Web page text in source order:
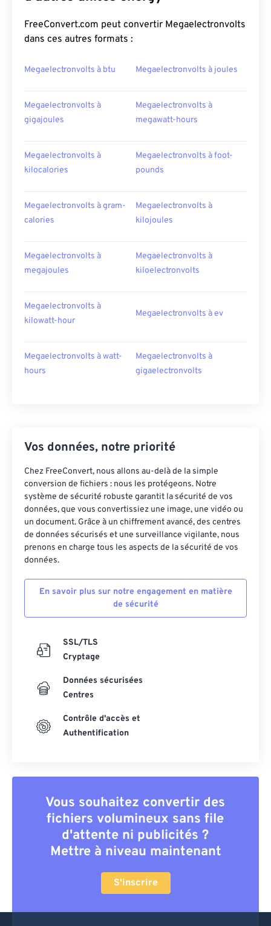
FreeConvert.com peut convertir Megaelectronvolts
dans ces autres formats :
Megaelectronvolts à btu Megaelectronvolts à joules
Megaelectronvolts à
gigajoules
Megaelectronvolts à
megawatt-hours
Megaelectronvolts à
kilocalories
Megaelectronvolts à foot-
pounds
Megaelectronvolts à gram-
calories
Megaelectronvolts à
kilojoules
Megaelectronvolts à
megajoules
Megaelectronvolts à
kiloelectronvolts
Megaelectronvolts à
kilowatt-hour
Megaelectronvolts à ev
Megaelectronvolts à watt-
hours
Megaelectronvolts à
gigaelectronvolts
Vos données, notre priorité
Chez FreeConvert, nous allons au-delà de la simple
conversion de fichiers : nous les protégeons. Notre
système de sécurité robuste garantit la sécurité de vos
données, que vous convertissiez une image, une vidéo ou
un document. Grâce à un chiffrement avancé, des centres
de données sécurisés et une surveillance vigilante, nous
prenons en charge tous les aspects de la sécurité de vos
données.
En savoir plus sur notre engagement en matière
de sécurité
SSL/TLS
Cryptage
Données sécurisées
Centres
Contrôle d'accès et
Authentification
Vous souhaitez convertir des
fichiers volumineux sans file
d'attente ni publicités ?
Mettre à niveau maintenant
S'inscrire